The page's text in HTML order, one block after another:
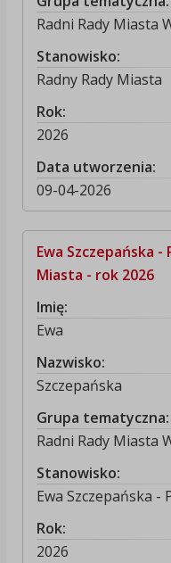
Radni Rady Miasta
Stanowisko:
Radny Rady Miasta
Rok:
2026
Data utworzenia:
09-04-2026
Ewa Szczepańska
Miasta - rok 2026
Imię:
Ewa
Nazwisko:
Szczepańska
Grupa tematyczna:
Radni Rady Miasta
Stanowisko:
Ewa Szczepańska -
Rok:
2026